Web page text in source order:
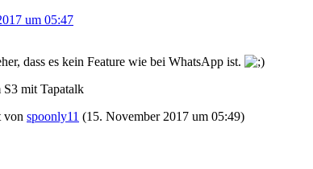
um 05:47
dass es kein Feature wie bei WhatsApp ist.
S3 mit Tapatalk
von spoonly11 (15. November 2017 um 05:49)